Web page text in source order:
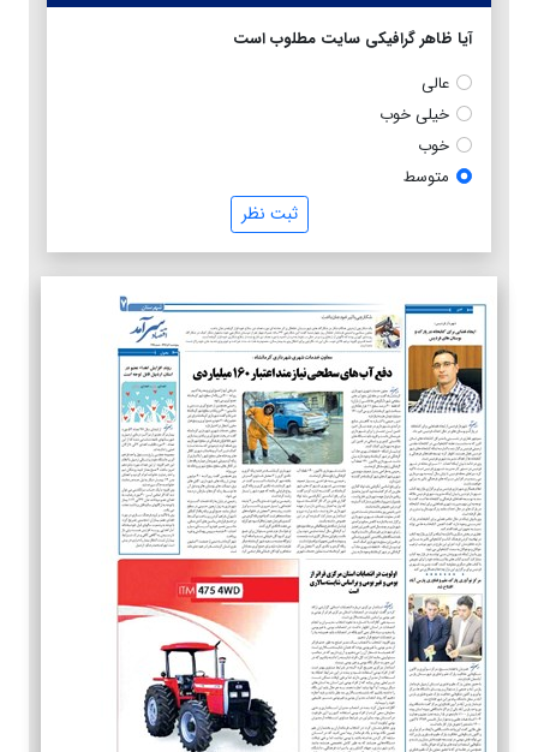
آیا ظاهر گرافیکی سایت مطلوب است
عالی
خیلی خوب
خوب
متوسط
ثبت نظر